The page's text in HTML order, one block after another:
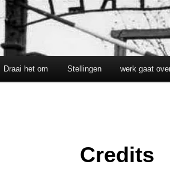
Draai het om Stellingen werk gaat
Credits